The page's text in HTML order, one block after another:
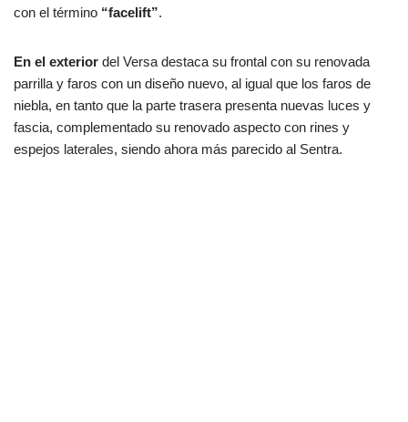
con el término “facelift”.
En el exterior del Versa destaca su frontal con su renovada
parrilla y faros con un diseño nuevo, al igual que los faros de
niebla, en tanto que la parte trasera presenta nuevas luces y
fascia, complementado su renovado aspecto con rines y
espejos laterales, siendo ahora más parecido al Sentra.